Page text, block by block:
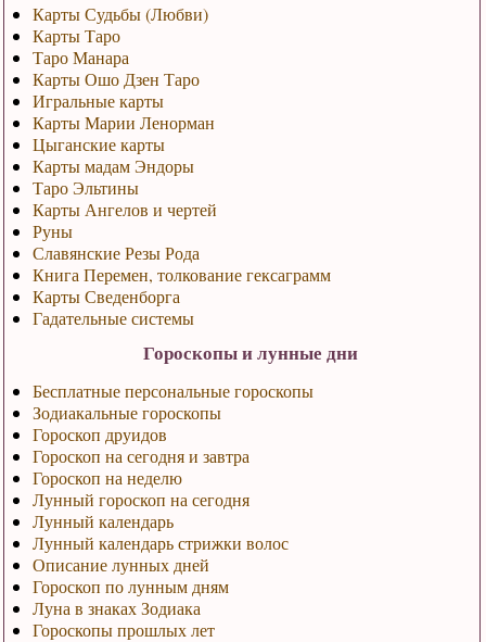
Карты Судьбы (Любви)
Карты Таро
Таро Манара
Карты Ошо Дзен Таро
Игральные карты
Карты Марии Ленорман
Цыганские карты
Карты мадам Эндоры
Таро Эльтины
Карты Ангелов и чертей
Руны
Славянские Резы Рода
Книга Перемен, толкование гексаграмм
Карты Сведенборга
Гадательные системы
Гороскопы и лунные дни
Бесплатные персональные гороскопы
Зодиакальные гороскопы
Гороскоп друидов
Гороскоп на сегодня и завтра
Гороскоп на неделю
Лунный гороскоп на сегодня
Лунный календарь
Лунный календарь стрижки волос
Описание лунных дней
Гороскоп по лунным дням
Луна в знаках Зодиака
Гороскопы прошлых лет